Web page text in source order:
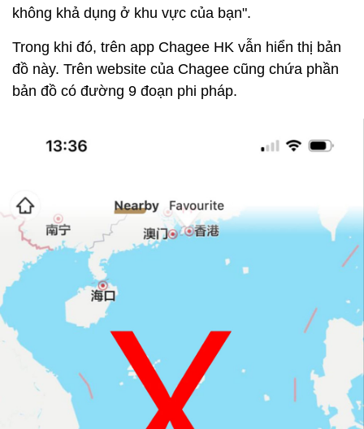
không khả dụng ở khu vực của bạn".
Trong khi đó, trên app Chagee HK vẫn hiển thị bản
đồ này. Trên website của Chagee cũng chứa phần
bản đồ có đường 9 đoạn phi pháp.